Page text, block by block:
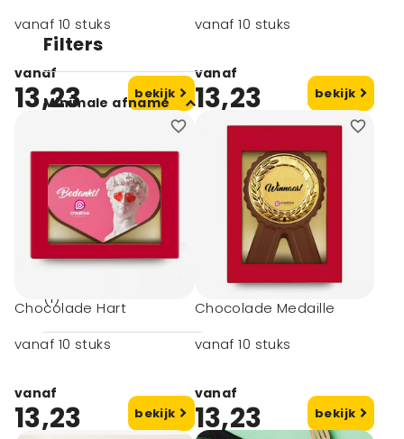
Filters
Minimale afname
10 (16)
50 (4)
Merk
(1)
vanaf 10 stuks
vanaf
13,23 bekijk
vanaf 10 stuks
vanaf
13,23 bekijk
Chocolade Hart
vanaf 10 stuks
vanaf
13,23 bekijk
Chocolade Medaille
vanaf 10 stuks
vanaf
13,23 bekijk